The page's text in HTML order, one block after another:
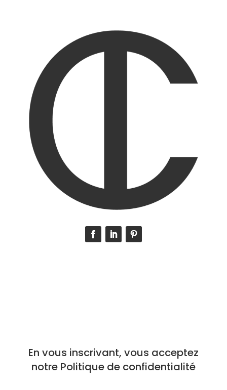
En vous inscrivant, vous acceptez
notre Politique de confidentialité